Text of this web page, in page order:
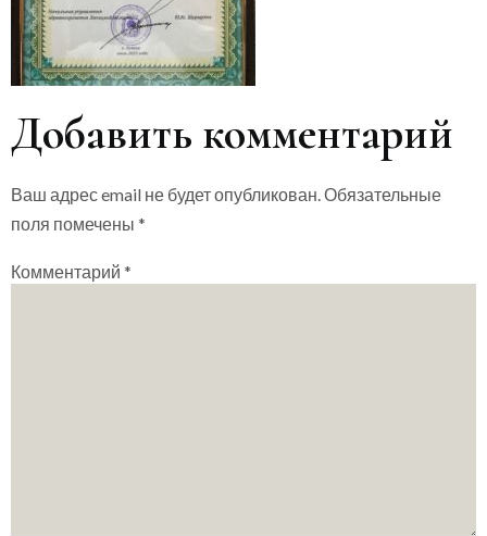
Добавить комментарий
Ваш адрес email не будет опубликован.Обязательные
поля помечены *
Комментарий *